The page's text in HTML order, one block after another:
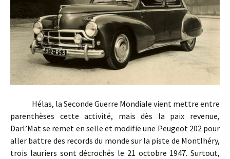
Hélas, la Seconde Guerre Mondiale vient mettre entre
parenthèses cette activité, mais dès la paix revenue,
Darl’Mat se remet en selle et modifie une Peugeot 202 pour
aller battre des records du monde sur la piste de Montlhéry,
trois lauriers sont décrochés le 21 octobre 1947. Surtout,